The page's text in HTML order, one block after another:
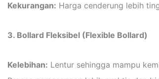
Kekurangan: Harga cenderung lebih
3. Bollard Fleksibel (Flexible Bollard)
Kelebihan: Lentur sehingga mampu